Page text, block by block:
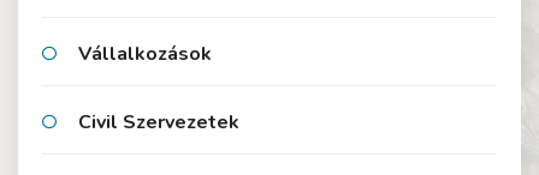
Vállalkozások
Civil Szervezetek